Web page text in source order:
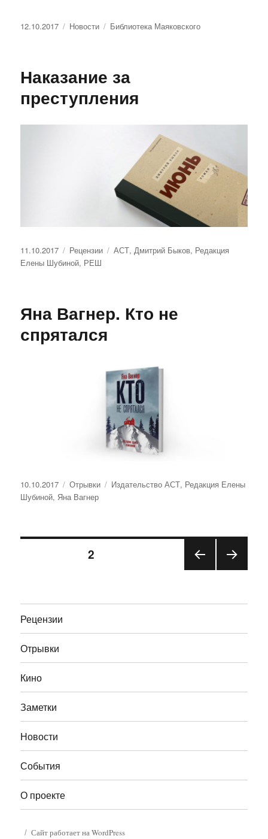
Опубликовано
12.10.2017 Рубрики
Новости Метки
Библиотека Маяковского
Наказание за
преступления
Опубликовано
11.10.2017 Рубрики
Рецензии Метки
АСТ,Дмитрий Быков, Редакция
Елены Шубиной, РЕШ
Яна Вагнер. Кто не
спрятался
Опубликовано
10.10.2017 Рубрики
Отрывки Метки
Издательство АСТ, Редакция Елены
Шубиной, Яна Вагнер
Навигация
записям
НИЦ
СТРАНИЦА2
А
Рецензии
Отрывки
Кино
Заметки
Новости
События
О проекте
Сайт работает на WordPress